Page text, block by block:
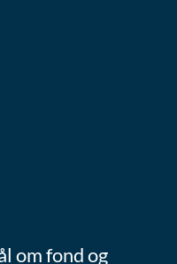
om fond og